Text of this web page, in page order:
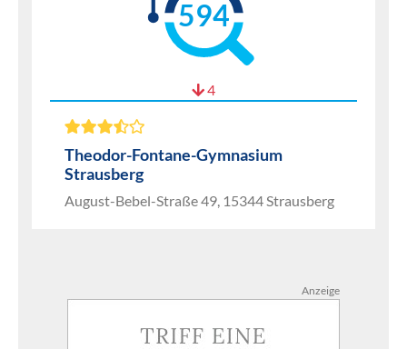
594
4
Theodor-Fontane-Gymnasium
Strausberg
August-Bebel-Straße 49, 15344 Strausberg
Anzeige